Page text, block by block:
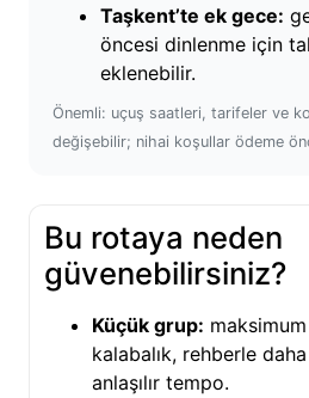
Taşkent’te ek gece:
öncesi dinlenme için
eklenebilir.
Önemli: uçuş saatleri, tarifeler ve
değişebilir; nihai koşullar ödeme
Bu rotaya neden
güvenebilirsiniz?
Küçük grup:
kalabalık, rehberle
anlaşılır tempo.